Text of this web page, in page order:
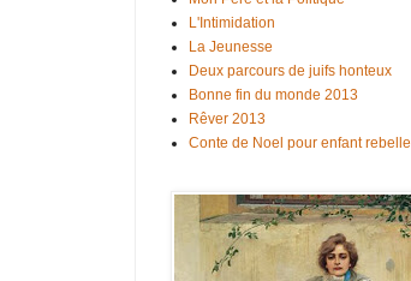
L'Intimidation
La Jeunesse
Deux parcours de juifs honteux
Bonne fin du monde 2013
Rêver 2013
Conte de Noel pour enfant rebelle